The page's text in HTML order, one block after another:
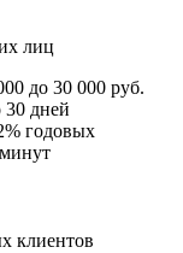
лиц
до 30 000 руб.
30 дней
годовых
клиентов